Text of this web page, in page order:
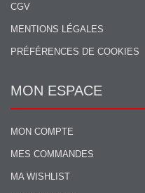
CGV
MENTIONS LÉGALES
PRÉFÉRENCES DE COOKIES
MON ESPACE
MON COMPTE
MES COMMANDES
MA WISHLIST